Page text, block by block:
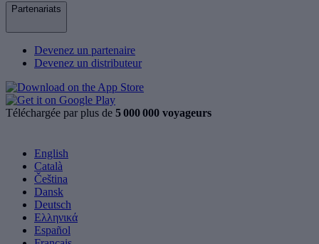
Partenariats
Devenez un partenaire
Devenez un distributeur
Téléchargée par plus de 5 000 000 voyageurs
English
Català
Čeština
Dansk
Deutsch
Ελληνικά
Español